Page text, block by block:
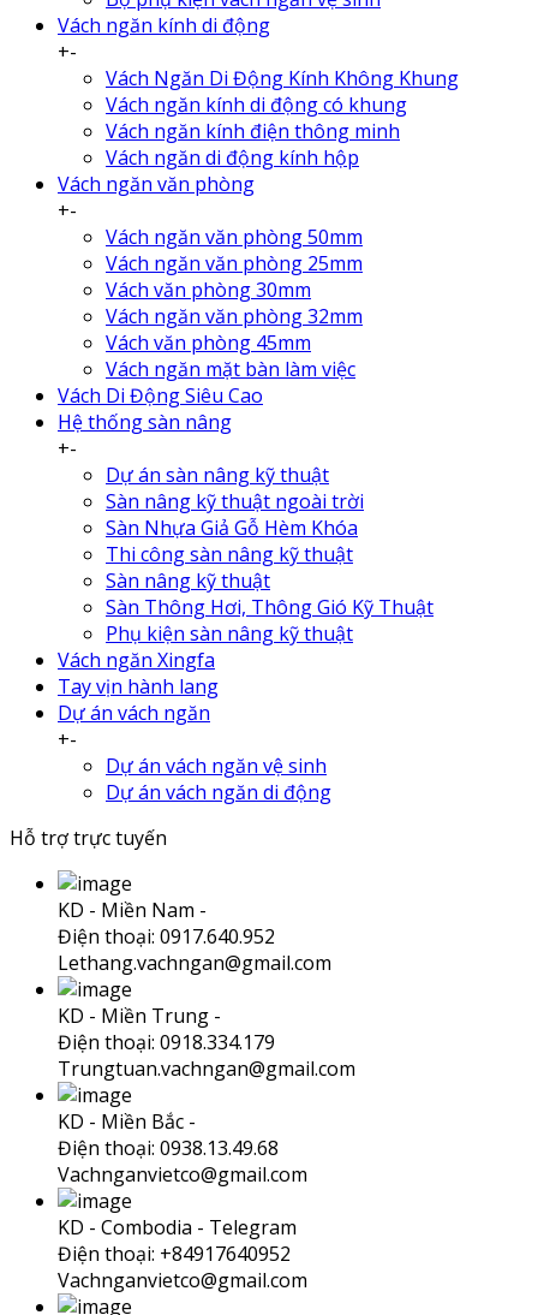
Vách ngăn kính di động
+-
Vách Ngăn Di Động Kính Không Khung
Vách ngăn kính di động có khung
Vách ngăn kính điện thông minh
Vách ngăn di động kính hộp
Vách ngăn văn phòng
+-
Vách ngăn văn phòng 50mm
Vách ngăn văn phòng 25mm
Vách văn phòng 30mm
Vách ngăn văn phòng 32mm
Vách văn phòng 45mm
Vách ngăn mặt bàn làm việc
Vách Di Động Siêu Cao
Hệ thống sàn nâng
+-
Dự án sàn nâng kỹ thuật
Sàn nâng kỹ thuật ngoài trời
Sàn Nhựa Giả Gỗ Hèm Khóa
Thi công sàn nâng kỹ thuật
Sàn nâng kỹ thuật
Sàn Thông Hơi, Thông Gió Kỹ Thuật
Phụ kiện sàn nâng kỹ thuật
Vách ngăn Xingfa
Tay vịn hành lang
Dự án vách ngăn
+-
Dự án vách ngăn vệ sinh
Dự án vách ngăn di động
Hỗ trợ trực tuyến
KD - Miền Nam -
Điện thoại: 0917.640.952
Lethang.vachngan@gmail.com
KD - Miền Trung -
Điện thoại: 0918.334.179
Trungtuan.vachngan@gmail.com
KD - Miền Bắc -
Điện thoại: 0938.13.49.68
Vachnganvietco@gmail.com
KD - Combodia - Telegram
Điện thoại: +84917640952
Vachnganvietco@gmail.com